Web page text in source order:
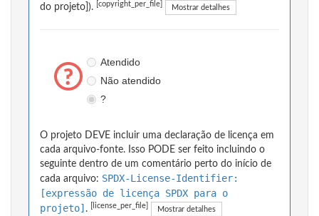
do projeto]).
[copyright_per_file] Mostrar detalhes
Atendido
Não atendido
?
O projeto DEVE incluir uma declaração de licença em
cada arquivo-fonte. Isso PODE ser feito incluindo o
seguinte dentro de um comentário perto do início de
cada arquivo: SPDX-License-Identifier:
[expressão de licença SPDX para o
projeto] . [license_per_file] Mostrar detalhes